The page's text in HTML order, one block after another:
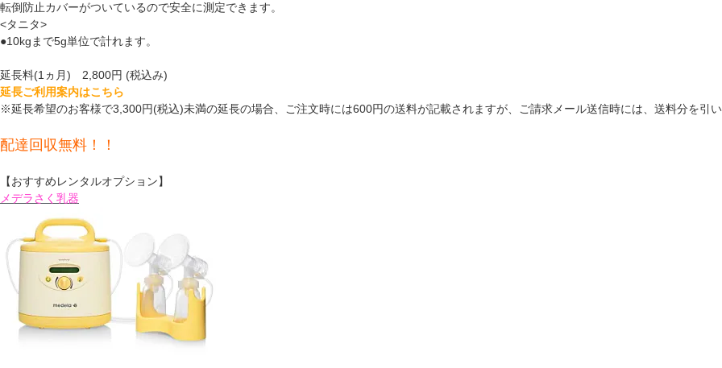
転倒防止カバーがついているので安全に測定できます。
<タニタ>
●10kgまで5g単位で計れます。
延長料(1ヵ月) 2,800円 (税込み)
延長ご利用案内はこちら
※延長希望のお客様で3,300円(税込)未満の延長の場合、ご注文時には600円の送料が記載されますが、ご請求メール送信時には、送料分を引い
配達回収無料！！
【おすすめレンタルオプション】
メデラさく乳器